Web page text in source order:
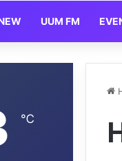
UUM FM
℃